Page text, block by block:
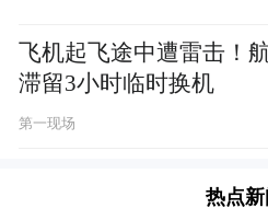
飞机起飞途中遭雷击！
滞留3小时临时换机
第一现场
热点新